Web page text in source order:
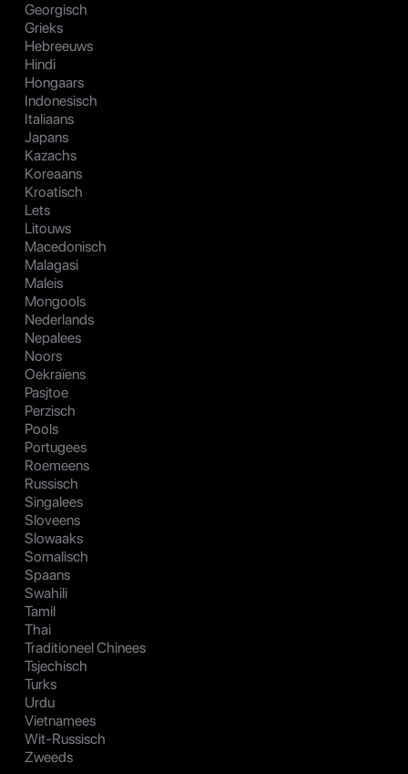
Georgisch
Grieks
Hebreeuws
Hindi
Hongaars
Indonesisch
Italiaans
Japans
Kazachs
Koreaans
Kroatisch
Lets
Litouws
Macedonisch
Malagasi
Maleis
Mongools
Nederlands
Nepalees
Noors
Oekraïens
Pasjtoe
Perzisch
Pools
Portugees
Roemeens
Russisch
Singalees
Sloveens
Slowaaks
Somalisch
Spaans
Swahili
Tamil
Thai
Traditioneel Chinees
Tsjechisch
Turks
Urdu
Vietnamees
Wit-Russisch
Zweeds